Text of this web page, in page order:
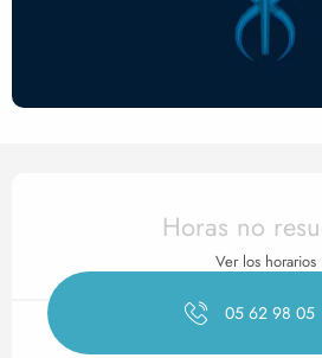
Horarios y
Horas no
Ver los horarios
05 62 98 05